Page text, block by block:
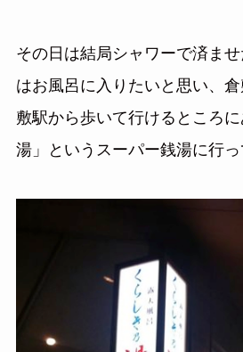
その日は結局シャワーで済ま
はお風呂に入りたいと思い、
敷駅から歩いて行けるところ
湯」というスーパー銭湯に行っ